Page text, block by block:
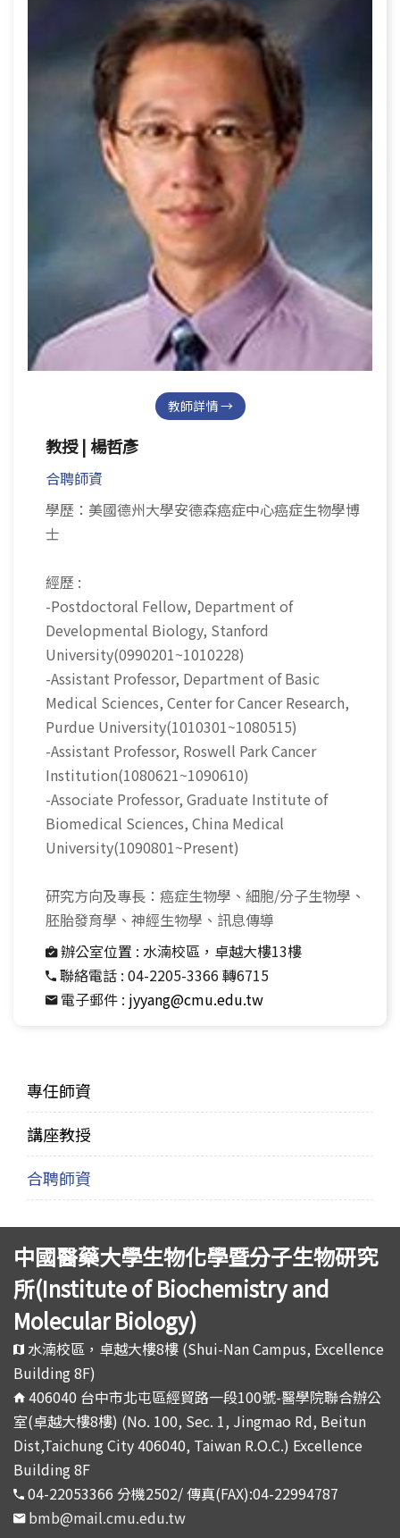
教師詳情 →
教授 | 楊哲彥
合聘師資
學歷：美國德州大學安德森癌症中心癌症生物學博
士
經歷 :
-Postdoctoral Fellow, Department of
Developmental Biology, Stanford
University(0990201~1010228)
-Assistant Professor, Department of Basic
Medical Sciences, Center for Cancer Research,
Purdue University(1010301~1080515)
-Assistant Professor, Roswell Park Cancer
Institution(1080621~1090610)
-Associate Professor, Graduate Institute of
Biomedical Sciences, China Medical
University(1090801~Present)
研究方向及專長：癌症生物學、細胞/分子生物學、
胚胎發育學、神經生物學、訊息傳導
辦公室位置 : 水湳校區，卓越大樓13樓
聯絡電話 : 04-2205-3366 轉6715
電子郵件 : jyyang@cmu.edu.tw
專任師資
講座教授
合聘師資
中國醫藥大學生物化學暨分子生物研究
所(Institute of Biochemistry and
Molecular Biology)
水湳校區，卓越大樓8樓 (Shui-Nan Campus, Excellence
Building 8F)
406040 台中市北屯區經貿路一段100號-醫學院聯合辦公
室(卓越大樓8樓) (No. 100, Sec. 1, Jingmao Rd, Beitun
Dist,Taichung City 406040, Taiwan R.O.C.) Excellence
Building 8F
04-22053366 分機2502/ 傳真(FAX):04-22994787
bmb@mail.cmu.edu.tw